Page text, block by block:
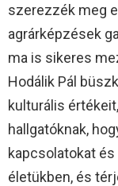
szerezzék meg
agrárképzések
ma is sikeres
Hodálik Pál
kulturális
hallgatóknak,
kapcsolatokat
életükben, és